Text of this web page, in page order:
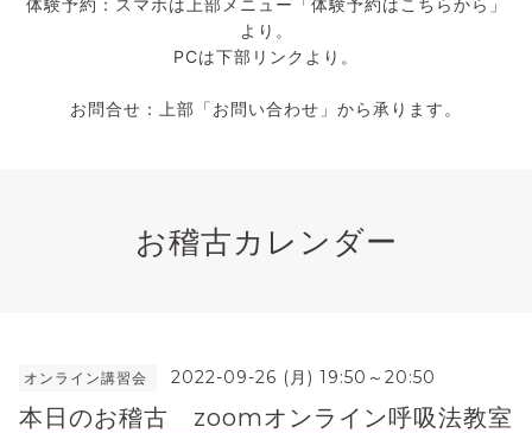
より。
PCは下部リンクより。
お問合せ：上部「お問い合わせ」から承ります。
お稽古カレンダー
オンライン講習会 2022-09-26 (月) 19:50～20:50
本日のお稽古 zoomオンライン呼吸法教室